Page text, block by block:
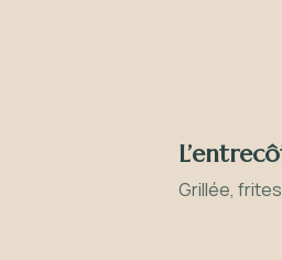
Grillée,